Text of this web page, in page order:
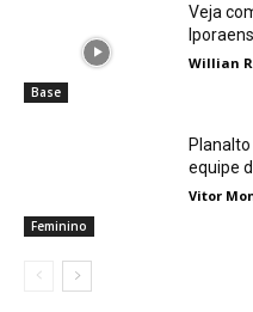
Base
Veja
Willian
Feminino
equipe
Vitor